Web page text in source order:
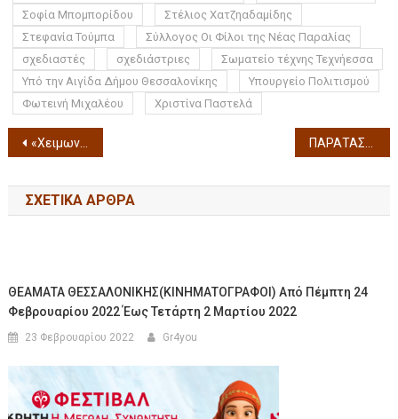
Σοφία Μπομπορίδου
Στέλιος Χατζηαδαμίδης
Στεφανία Τούμπα
Σύλλογος Οι Φίλοι της Νέας Παραλίας
σχεδιαστές
σχεδιάστριες
Σωματείο τέχνης Τεχνήεσσα
Υπό την Αιγίδα Δήμου Θεσσαλονίκης
Υπουργείο Πολιτισμού
Φωτεινή Μιχαλέου
Χριστίνα Παστελά
«Χειμωνιάτικες Ψηφίδες Πολιτισμού» του ΟΡ.ΦΕ.Ο. μουσική Βραδιά Σοπέν με τον Πάρι Τσενίκογλου 3 Ιανουαρίου 2025
ΣΧΕΤΙΚΆ ΆΡΘΡΑ
ΘΕΑΜΑΤΑ ΘΕΣΣΑΛΟΝΙΚΗΣ(ΚΙΝΗΜΑΤΟΓΡΑΦΟΙ) Από Πέμπτη 24
Φεβρουαρίου 2022 Έως Τετάρτη 2 Μαρτίου 2022
23 Φεβρουαρίου 2022 Gr4you